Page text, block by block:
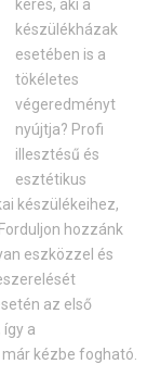
keres, aki a
készülékházak
esetében is a
tökéletes
végeredményt
nyújtja? Profi
illesztésű és
esztétikus
készülékeihez,
hozzánk
eszközzel és
az első
a
kézbe fogható.